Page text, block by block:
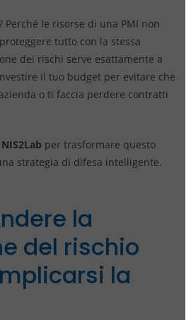
Perché le risorse di una PMI non
tutto con la stessa
dei rischi serve esattamente a
il tuo budget per evitare che
o ti faccia perdere contratti
NIS2Lab per trasformare questo
strategia di difesa intelligente.
la
del rischio
la